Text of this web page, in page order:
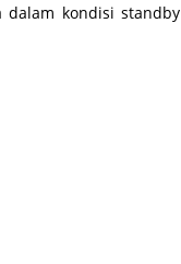
kondisi